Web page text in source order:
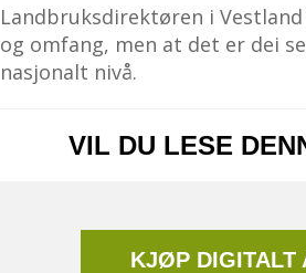
Landbruksdirektøren i
og omfang, men at det er dei
nasjonalt nivå.
VIL DU LESE
KJØP DIGITALT